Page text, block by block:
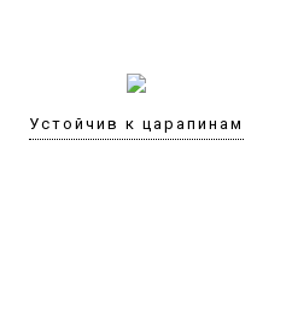
Устойчив к царапинам